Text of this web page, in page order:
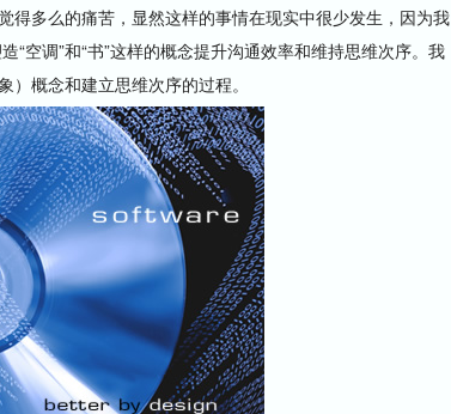
多么的痛苦，显然这样的事情在现实中很少发生，因为我
“空调”和“书”这样的概念提升沟通效率和维持思维次序。我
概念和建立思维次序的过程。